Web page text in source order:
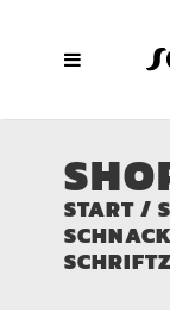
START/
SCHNACK